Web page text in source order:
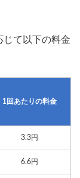
じて以下の料金
1回あたりの料金
3.3円
6.6円